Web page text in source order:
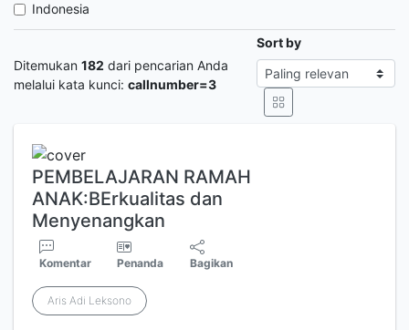
Indonesia
Ditemukan 182 dari pencarian Anda
melalui kata kunci: callnumber=3
Sort by
PEMBELAJARAN RAMAH
ANAK:BErkualitas dan
Menyenangkan
Komentar Penanda Bagikan
Aris Adi Leksono